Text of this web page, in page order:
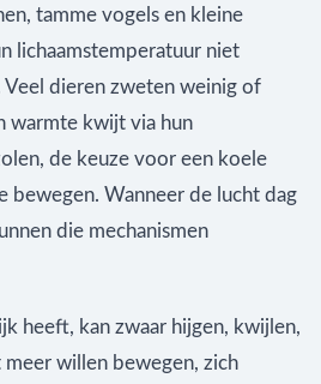
tamme vogels en kleine
lichaamstemperatuur niet
Veel dieren zweten weinig of
warmte kwijt via hun
de keuze voor een koele
bewegen. Wanneer de lucht dag
die mechanismen
heeft, kan zwaar hijgen, kwijlen,
willen bewegen, zich